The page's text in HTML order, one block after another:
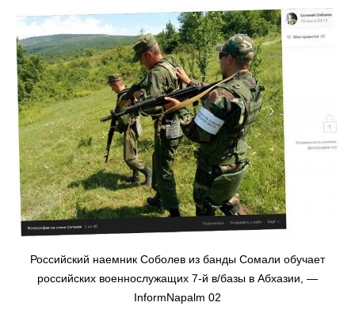
Российский наемник Соболев из банды Сомали обучает
российских военнослужащих 7-й в/базы в Абхазии, —
InformNapalm 02